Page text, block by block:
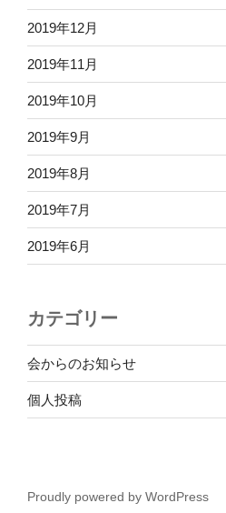
2019年12月
2019年11月
2019年10月
2019年9月
2019年8月
2019年7月
2019年6月
カテゴリー
会からのお知らせ
個人投稿
Proudly powered by WordPress